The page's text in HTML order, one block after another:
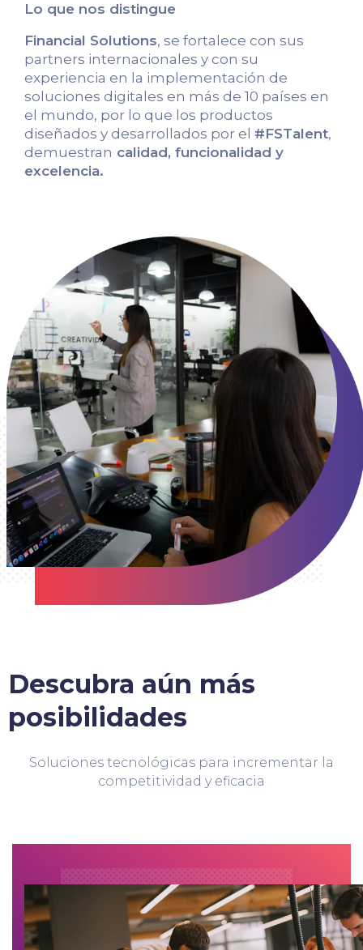
Lo que nos distingue
Financial Solutions, se fortalece con sus
partners internacionales y con su
experiencia en la implementación de
soluciones digitales en más de 10 países en
el mundo, por lo que los productos
diseñados y desarrollados por el #FSTalent,
demuestran calidad, funcionalidad y
excelencia.
Descubra aún más
posibilidades
Soluciones tecnológicas para incrementar la
competitividad y eficacia